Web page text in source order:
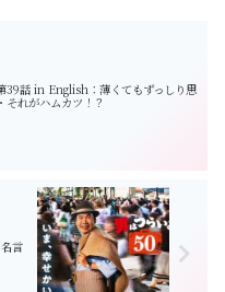
39話 in English：薄くてもずっしり思
それがハムカツ！？
言